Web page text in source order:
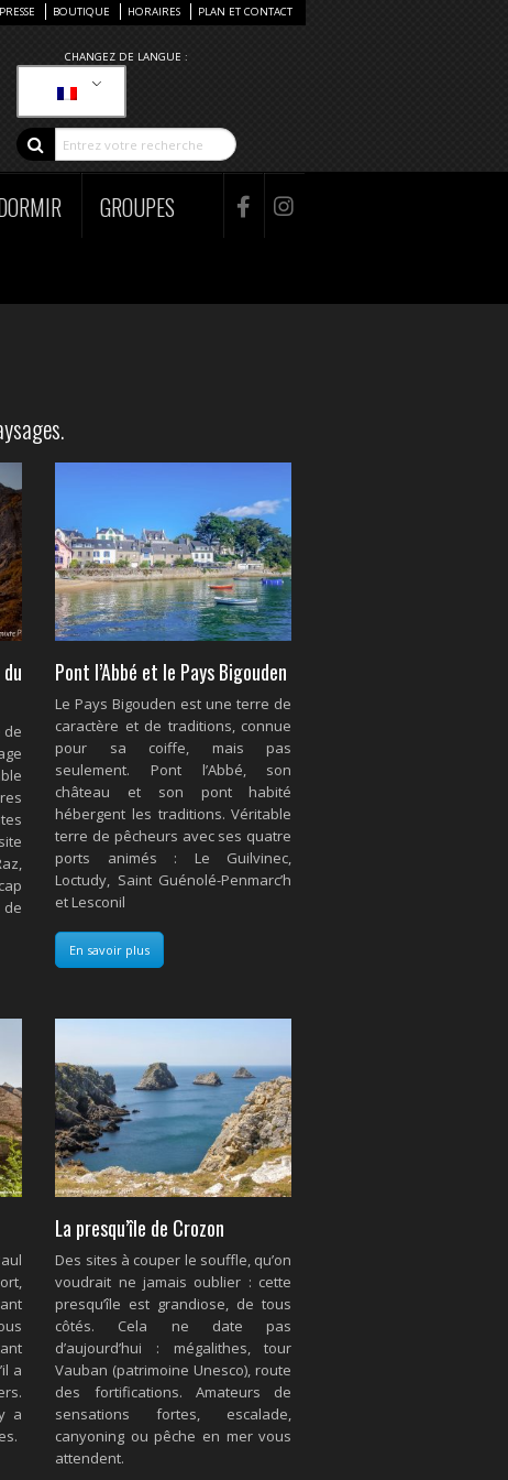
CHANGEZ DE LANGUE :
PRESSE BOUTIQUE HORAIRES PLAN ET CONTACT
GROUPES
de
Pont l’Abbé et le Pays Bigouden
Le Pays Bigouden est une terre de
caractère et de traditions, connue
pour sa coiffe, mais pas
seulement. Pont l’Abbé, son
château et son pont habité
hébergent les traditions. Véritable
terre de pêcheurs avec ses quatre
ports animés : Le Guilvinec,
Loctudy, Saint Guénolé-Penmarc’h
et Lesconil
En savoir plus
a
a
La presqu’île de Crozon
Des sites à couper le souffle, qu’on
voudrait ne jamais oublier : cette
presqu’île est grandiose, de tous
côtés. Cela ne date pas
d’aujourd’hui : mégalithes, tour
Vauban (patrimoine Unesco), route
des fortifications. Amateurs de
sensations fortes, escalade,
canyoning ou pêche en mer vous
attendent.